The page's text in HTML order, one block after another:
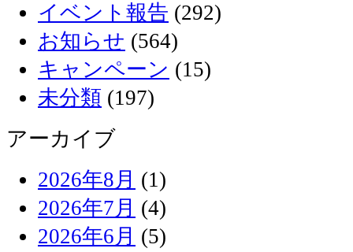
イベント報告 (292)
お知らせ (564)
キャンペーン (15)
未分類 (197)
アーカイブ
2026年8月 (1)
2026年7月 (4)
2026年6月 (5)